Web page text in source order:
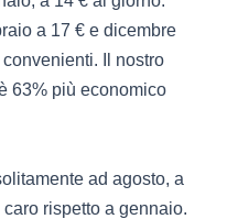
a 17 € e dicembre
Il nostro
63% più economico
ad agosto, a
rispetto a gennaio.